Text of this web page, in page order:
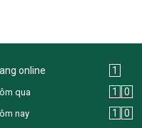
online 1
qua 1 0
nay 1 0